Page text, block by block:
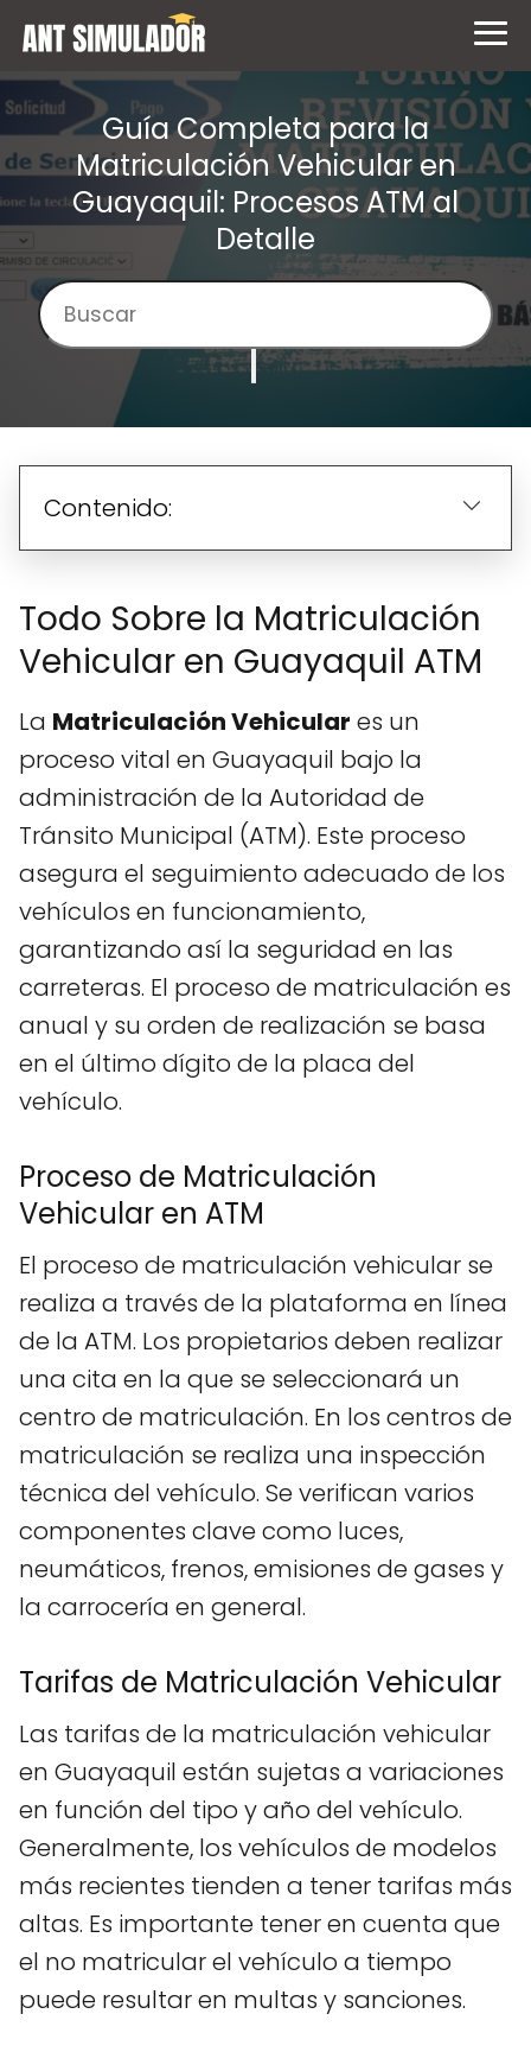
Guía Completa para la
Matriculación Vehicular en
Guayaquil: Procesos ATM al
Detalle
Contenido:
Todo Sobre la Matriculación
Vehicular en Guayaquil ATM
La Matriculación Vehicular es un
proceso vital en Guayaquil bajo la
administración de la Autoridad de
Tránsito Municipal (ATM). Este proceso
asegura el seguimiento adecuado de los
vehículos en funcionamiento,
garantizando así la seguridad en las
carreteras. El proceso de matriculación es
anual y su orden de realización se basa
en el último dígito de la placa del
vehículo.
Proceso de Matriculación
Vehicular en ATM
El proceso de matriculación vehicular se
realiza a través de la plataforma en línea
de la ATM. Los propietarios deben realizar
una cita en la que se seleccionará un
centro de matriculación. En los centros de
matriculación se realiza una inspección
técnica del vehículo. Se verifican varios
componentes clave como luces,
neumáticos, frenos, emisiones de gases y
la carrocería en general.
Tarifas de Matriculación Vehicular
Las tarifas de la matriculación vehicular
en Guayaquil están sujetas a variaciones
en función del tipo y año del vehículo.
Generalmente, los vehículos de modelos
más recientes tienden a tener tarifas más
altas. Es importante tener en cuenta que
el no matricular el vehículo a tiempo
puede resultar en multas y sanciones.